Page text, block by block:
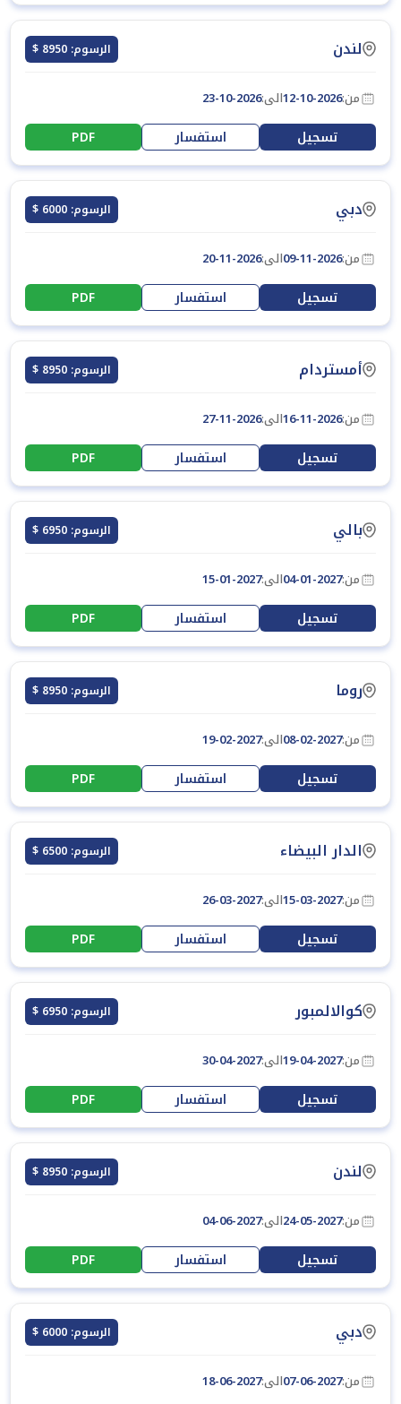
لندن الرسوم: 8950 $
من:12-10-2026الى:23-10-2026
تسجيل استفسار PDF
دبي الرسوم: 6000 $
من:09-11-2026الى:20-11-2026
تسجيل استفسار PDF
أمستردام الرسوم: 8950 $
من:16-11-2026الى:27-11-2026
تسجيل استفسار PDF
بالي الرسوم: 6950 $
من:04-01-2027الى:15-01-2027
تسجيل استفسار PDF
روما الرسوم: 8950 $
من:08-02-2027الى:19-02-2027
تسجيل استفسار PDF
الدار البيضاء الرسوم: 6500 $
من:15-03-2027الى:26-03-2027
تسجيل استفسار PDF
كوالالمبور الرسوم: 6950 $
من:19-04-2027الى:30-04-2027
تسجيل استفسار PDF
لندن الرسوم: 8950 $
من:24-05-2027الى:04-06-2027
تسجيل استفسار PDF
دبي الرسوم: 6000 $
من:07-06-2027الى:18-06-2027